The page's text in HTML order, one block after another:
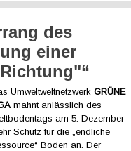
des
einer
UmweltweltnetzwerkGRÜNE
mahnt anlässlich des
am 5. Dezember
Schutz für die „endliche
Boden an. Der